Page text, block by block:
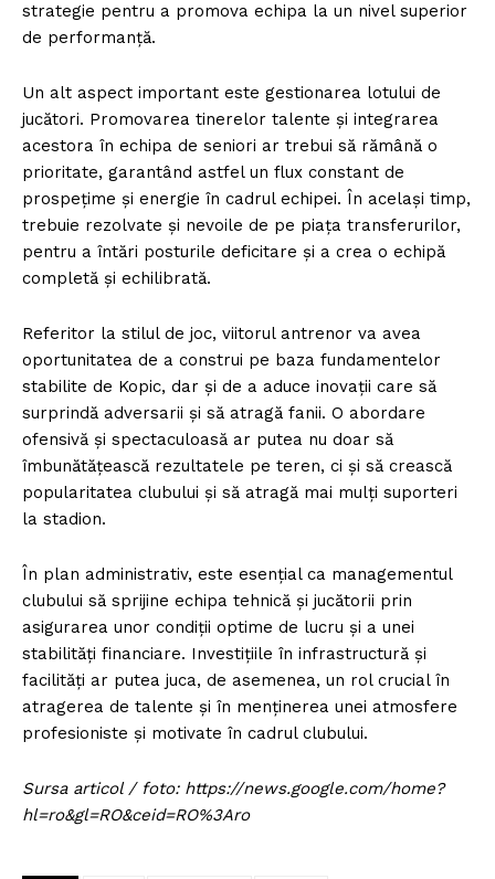
strategie pentru a promova echipa la un nivel superior
de performanță.
Un alt aspect important este gestionarea lotului de
jucători. Promovarea tinerelor talente și integrarea
acestora în echipa de seniori ar trebui să rămână o
prioritate, garantând astfel un flux constant de
prospețime și energie în cadrul echipei. În același timp,
trebuie rezolvate și nevoile de pe piața transferurilor,
pentru a întări posturile deficitare și a crea o echipă
completă și echilibrată.
Referitor la stilul de joc, viitorul antrenor va avea
oportunitatea de a construi pe baza fundamentelor
stabilite de Kopic, dar și de a aduce inovații care să
surprindă adversarii și să atragă fanii. O abordare
ofensivă și spectaculoasă ar putea nu doar să
îmbunătățească rezultatele pe teren, ci și să crească
popularitatea clubului și să atragă mai mulți suporteri
la stadion.
În plan administrativ, este esențial ca managementul
clubului să sprijine echipa tehnică și jucătorii prin
asigurarea unor condiții optime de lucru și a unei
stabilități financiare. Investițiile în infrastructură și
facilități ar putea juca, de asemenea, un rol crucial în
atragerea de talente și în menținerea unei atmosfere
profesioniste și motivate în cadrul clubului.
Sursa articol / foto: https://news.google.com/home?
hl=ro&gl=RO&ceid=RO%3Aro